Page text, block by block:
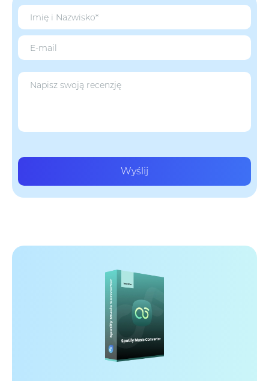
Wyślij